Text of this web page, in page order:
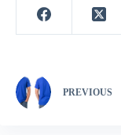
PREVIOUS